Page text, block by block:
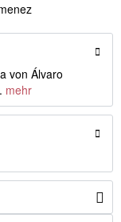
von Álvaro
mehr